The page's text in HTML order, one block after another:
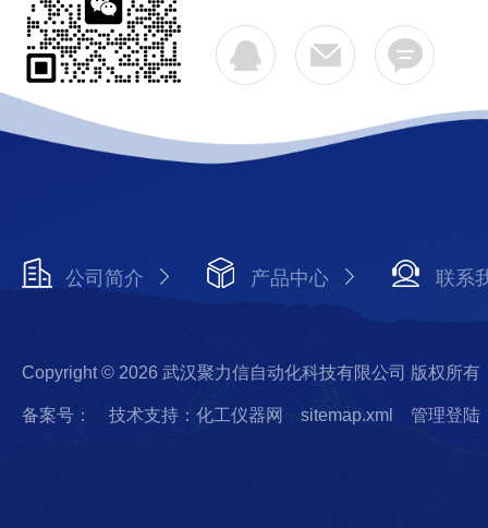
公司简介 产品中心 联系
Copyright © 2026 武汉聚力信自动化科技有限公司 版权所有
备案号： 技术支持：化工仪器网 sitemap.xml 管理登陆